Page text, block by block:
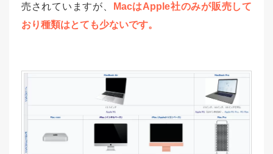
売されていますが、
MacはApple社のみが販売して
おり種類はとても少ないです。